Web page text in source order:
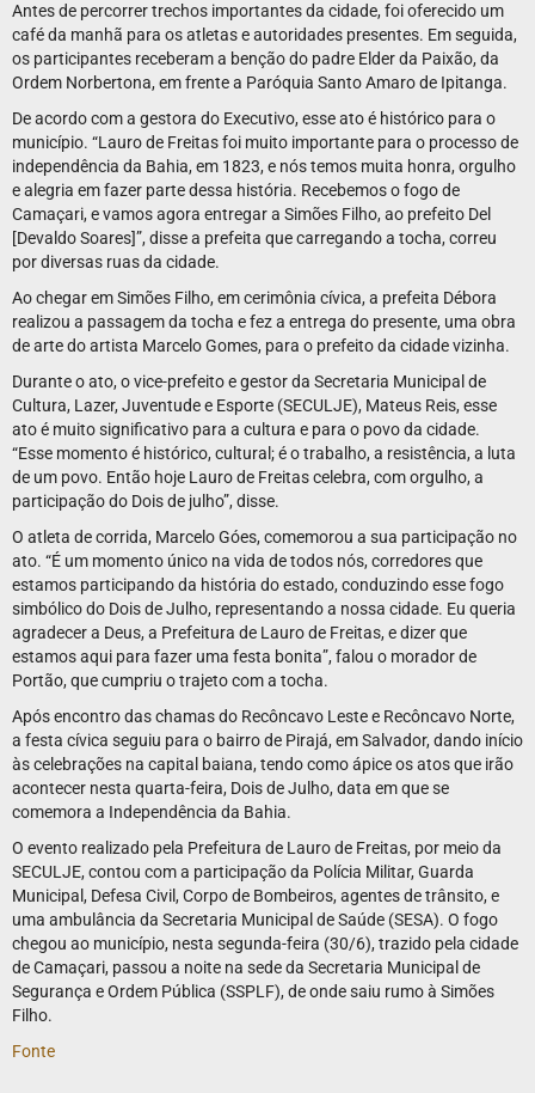
Antes de percorrer trechos importantes da cidade, foi oferecido um
café da manhã para os atletas e autoridades presentes. Em seguida,
os participantes receberam a benção do padre Elder da Paixão, da
Ordem Norbertona, em frente a Paróquia Santo Amaro de Ipitanga.
De acordo com a gestora do Executivo, esse ato é histórico para o
município. “Lauro de Freitas foi muito importante para o processo de
independência da Bahia, em 1823, e nós temos muita honra, orgulho
e alegria em fazer parte dessa história. Recebemos o fogo de
Camaçari, e vamos agora entregar a Simões Filho, ao prefeito Del
[Devaldo Soares]”, disse a prefeita que carregando a tocha, correu
por diversas ruas da cidade.
Ao chegar em Simões Filho, em cerimônia cívica, a prefeita Débora
realizou a passagem da tocha e fez a entrega do presente, uma obra
de arte do artista Marcelo Gomes, para o prefeito da cidade vizinha.
Durante o ato, o vice-prefeito e gestor da Secretaria Municipal de
Cultura, Lazer, Juventude e Esporte (SECULJE), Mateus Reis, esse
ato é muito significativo para a cultura e para o povo da cidade.
“Esse momento é histórico, cultural; é o trabalho, a resistência, a luta
de um povo. Então hoje Lauro de Freitas celebra, com orgulho, a
participação do Dois de julho”, disse.
O atleta de corrida, Marcelo Góes, comemorou a sua participação no
ato. “É um momento único na vida de todos nós, corredores que
estamos participando da história do estado, conduzindo esse fogo
simbólico do Dois de Julho, representando a nossa cidade. Eu queria
agradecer a Deus, a Prefeitura de Lauro de Freitas, e dizer que
estamos aqui para fazer uma festa bonita”, falou o morador de
Portão, que cumpriu o trajeto com a tocha.
Após encontro das chamas do Recôncavo Leste e Recôncavo Norte,
a festa cívica seguiu para o bairro de Pirajá, em Salvador, dando início
às celebrações na capital baiana, tendo como ápice os atos que irão
acontecer nesta quarta-feira, Dois de Julho, data em que se
comemora a Independência da Bahia.
O evento realizado pela Prefeitura de Lauro de Freitas, por meio da
SECULJE, contou com a participação da Polícia Militar, Guarda
Municipal, Defesa Civil, Corpo de Bombeiros, agentes de trânsito, e
uma ambulância da Secretaria Municipal de Saúde (SESA). O fogo
chegou ao município, nesta segunda-feira (30/6), trazido pela cidade
de Camaçari, passou a noite na sede da Secretaria Municipal de
Segurança e Ordem Pública (SSPLF), de onde saiu rumo à Simões
Filho.
Fonte